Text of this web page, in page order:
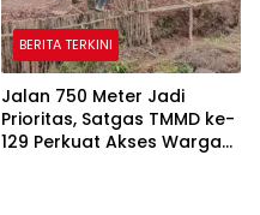
BERITA TERKINI
Jalan 750 Meter Jadi
Prioritas, Satgas TMMD ke-
129 Perkuat Akses Warga